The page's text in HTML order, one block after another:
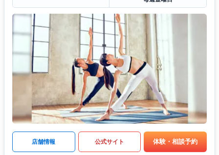
店舗情報 公式サイト 体験・相談予約